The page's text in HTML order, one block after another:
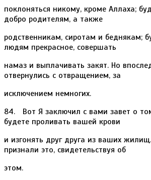
поклоняться никому, кроме Аллаха;
добро родителям, а также
родственникам, сиротам и беднякам;
людям прекрасное, совершать
намаз и выплачивать закят. Но
отвернулись с отвращением, за
исключением немногих.
84. Вот Я заключил с вами завет о
будете проливать вашей крови
и изгонять друг друга из ваших
признали это, свидетельствуя об
этом.